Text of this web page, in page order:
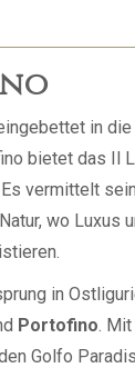
in die
bietet das Il
vermittelt
wo Luxus
in
Portofino.
Golfo